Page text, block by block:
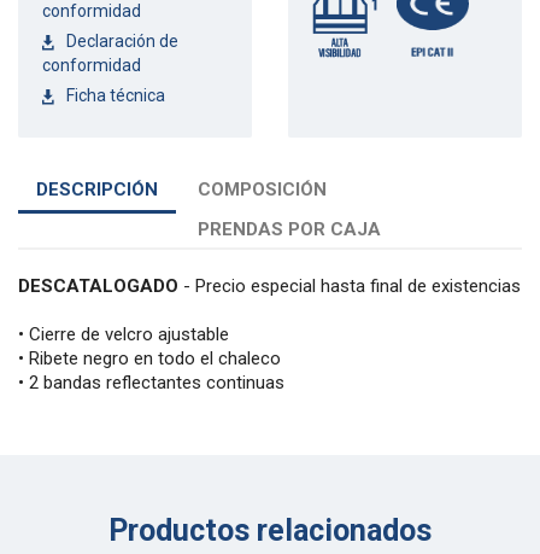
conformidad
Declaración de
conformidad
Ficha técnica
DESCRIPCIÓN
COMPOSICIÓN
PRENDAS POR CAJA
DESCATALOGADO - Precio especial hasta final de existencias
• Cierre de velcro ajustable
• Ribete negro en todo el chaleco
• 2 bandas reflectantes continuas
Productos relacionados